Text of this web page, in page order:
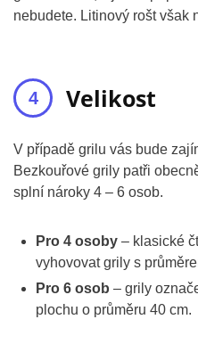
nebudete. Litinový rošt však
Velikost
V případě grilu vás bude
Bezkouřové grily patři
splní nároky 4 – 6 osob.
Pro 4 osoby – klasické
vyhovovat grily s
Pro 6 osob – grily
plochu o průměru 40 cm.